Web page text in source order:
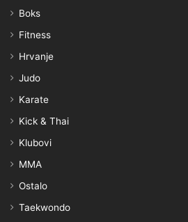
Boks
Fitness
Hrvanje
Judo
Karate
Kick & Thai
Klubovi
MMA
Ostalo
Taekwondo